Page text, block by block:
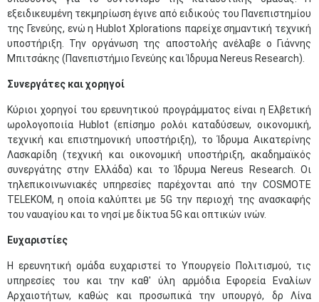
εξειδικευμένη τεκμηρίωση έγινε από ειδικούς του Πανεπιστημίου
της Γενεύης, ενώ η Hublot Xplorations παρείχε σημαντική τεχνική
υποστήριξη. Την οργάνωση της αποστολής ανέλαβε ο Γιάννης
Μπιτσάκης (Πανεπιστήμιο Γενεύης και Ίδρυμα Nereus Research).
Συνεργάτες και χορηγοί
Κύριοι χορηγοί του ερευνητικού προγράμματος είναι η Ελβετική
ωρολογοποιία Hublot (επίσημο ρολόι καταδύσεων, οικονομική,
τεχνική και επιστημονική υποστήριξη), το Ίδρυμα Αικατερίνης
Λασκαρίδη (τεχνική και οικονομική υποστήριξη, ακαδημαϊκός
συνεργάτης στην Ελλάδα) και το Ίδρυμα Nereus Research. Οι
τηλεπικοινωνιακές υπηρεσίες παρέχονται από την COSMOTE
TELEKOM, η οποία καλύπτει με 5G την περιοχή της ανασκαφής
του ναυαγίου και το νησί με δίκτυα 5G και οπτικών ινών.
Ευχαριστίες
Η ερευνητική ομάδα ευχαριστεί το Υπουργείο Πολιτισμού, τις
υπηρεσίες του και την καθ' ύλη αρμόδια Εφορεία Εναλίων
Αρχαιοτήτων, καθώς και προσωπικά την υπουργό, δρ Λίνα